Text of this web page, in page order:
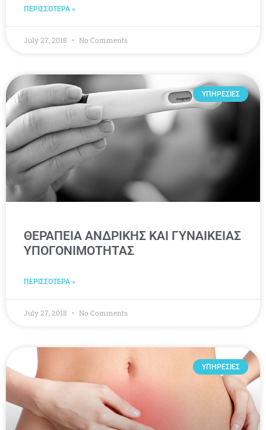
ΠΕΡΙΣΣΌΤΕΡΑ »
July 27, 2018 No Comments
ΥΠΗΡΕΣΙΕΣ
ΘΕΡΑΠΕΙΑ ΑΝΔΡΙΚΗΣ ΚΑΙ ΓΥΝΑΙΚΕΙΑΣ
ΥΠΟΓΟΝΙΜΟΤΗΤΑΣ
ΠΕΡΙΣΣΌΤΕΡΑ »
July 27, 2018 No Comments
ΥΠΗΡΕΣΙΕΣ